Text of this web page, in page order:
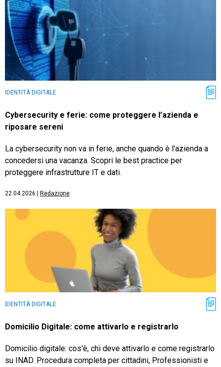
IDENTITÀ DIGITALE
Cybersecurity e ferie: come proteggere l’azienda e
riposare sereni
La cybersecurity non va in ferie, anche quando è l'azienda a
concedersi una vacanza. Scopri le best practice per
proteggere infrastrutture IT e dati.
22.04.2026 Redazione
IDENTITÀ DIGITALE
Domicilio Digitale: come attivarlo e registrarlo
Domicilio digitale: cos'è, chi deve attivarlo e come registrarlo
su INAD. Procedura completa per cittadini, Professionisti e